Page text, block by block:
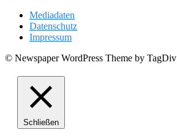
Mediadaten
Datenschutz
Impressum
© Newspaper WordPress Theme by TagDiv
Schließen